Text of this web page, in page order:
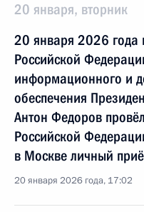
20 января, вторник
20 января 2026 года
Российской
информационного и
обеспечения
Антон Федоров
Российской
в Москве личный
20 января 2026 года, 17:02